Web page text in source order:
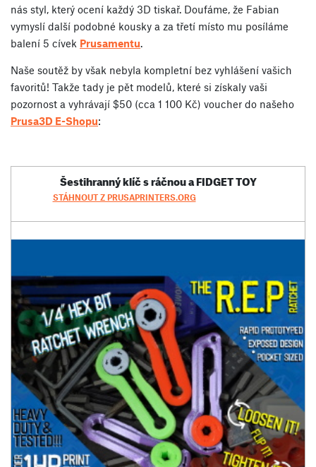
nás styl, který ocení každý 3D tiskař. Doufáme, že Fabian
vymyslí další podobné kousky a za třetí místo mu posíláme
balení 5 cívek Prusamentu.
Naše soutěž by však nebyla kompletní bez vyhlášení vašich
favoritů! Takže tady je pět modelů, které si získaly vaši
pozornost a vyhrávají $50 (cca 1 100 Kč) voucher do našeho
Prusa3D E-Shopu:
Šestihranný klíč s ráčnou a FIDGET TOY
STÁHNOUT Z PRUSAPRINTERS.ORG